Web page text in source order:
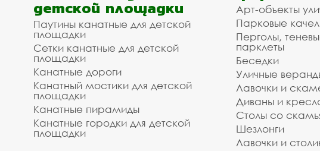
детской площадки
Паутины канатные для детской
площадки
Сетки канатные для детской
площадки
Канатные дороги
Канатный мостики для детской
площадки
Канатные пирамиды
Канатные городки для детской
площадки
Арт-объекты
Парковые
Перголы,
парклеты
Беседки
Уличные
Лавочки и
Диваны и
Столы со
Шезлонги
Лавочки и